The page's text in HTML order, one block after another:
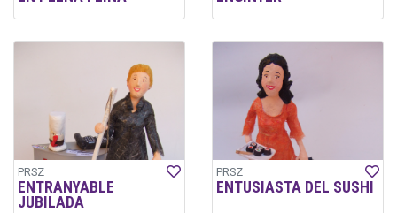
PRSZ
ENTRANYABLE
JUBILADA
PRSZ
ENTUSIASTA DEL SUSHI